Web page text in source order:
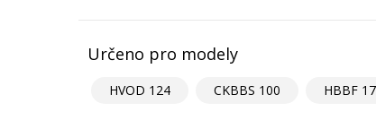
Určeno pro modely
HVOD 124 CKBBS 100 HBBF